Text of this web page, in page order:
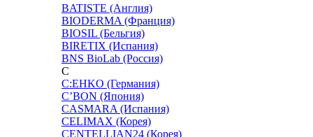
BATISTE (Англия)
BIODERMA (Франция)
BIOSIL (Бельгия)
BIRETIX (Испания)
BNS BioLab (Россия)
C
C:EHKO (Германия)
C’BON (Япония)
CASMARA (Испания)
CELIMAX (Корея)
CENTELLIAN24 (Корея)